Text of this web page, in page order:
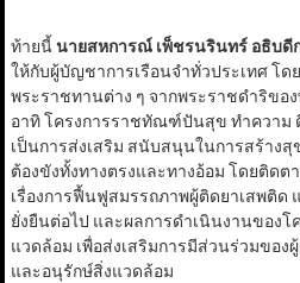
ท้ายนี้นายสหการณ์ เพ็ชรนรินทร์ อธิบ
ให้กับผู้บัญชาการเรือนจำทั่วประเทศ โด
พระราชทานต่าง ๆ จากพระราชดำริขอ
อาทิ โครงการราชทัณฑ์ปันสุข ทำความ
เป็นการส่งเสริม สนับสนุนในการสร้าง
ต้องขังทั้งทางตรงและทางอ้อม โดยติด
เรื่องการฟื้นฟูสมรรถภาพผู้ติดยาเสพติด
ยั่งยืนต่อไป และผลการดำเนินงานของโ
แวดล้อม เพื่อส่งเสริมการมีส่วนร่วมขอ
และอนุรักษ์สิ่งแวดล้อม